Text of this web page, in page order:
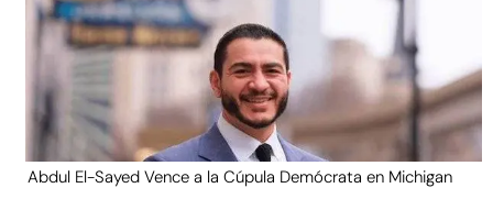
Abdul El-Sayed Vence a la Cúpula Demócrata en Michigan